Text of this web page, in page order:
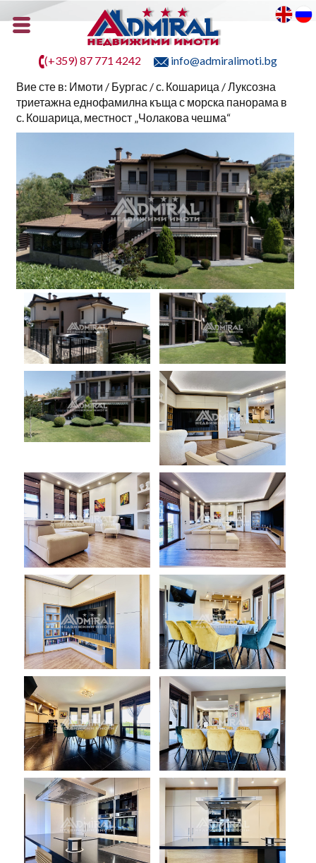
(+359) 87 771 4242
info@admiralimoti.bg
Вие сте в: Имоти / Бургас/с. Кошарица / Луксозна
триетажна еднофамилна къща с морска панорама в
с. Кошарица, местност „Чолакова чешма“